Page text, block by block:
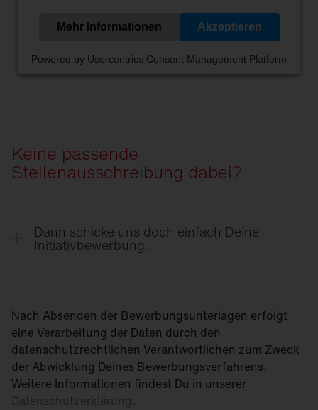
Mehr Informationen Akzeptieren
Powered by Usercentrics Consent Management Platform
Keine passende
Stellenausschreibung dabei?
Dann schicke uns doch einfach Deine
Initiativbewerbung.
Nach Absenden der Bewerbungsunterlagen erfolgt
eine Verarbeitung der Daten durch den
datenschutzrechtlichen Verantwortlichen zum Zweck
der Abwicklung Deines Bewerbungsverfahrens.
Weitere Informationen findest Du in unserer
Datenschutzerklärung.